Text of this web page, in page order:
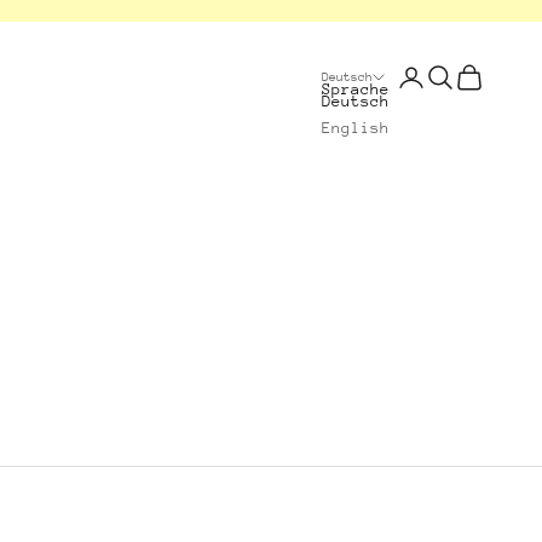
Deutsch
Sprache
Deutsch
English
Anmelden
SuchenWarenkorb